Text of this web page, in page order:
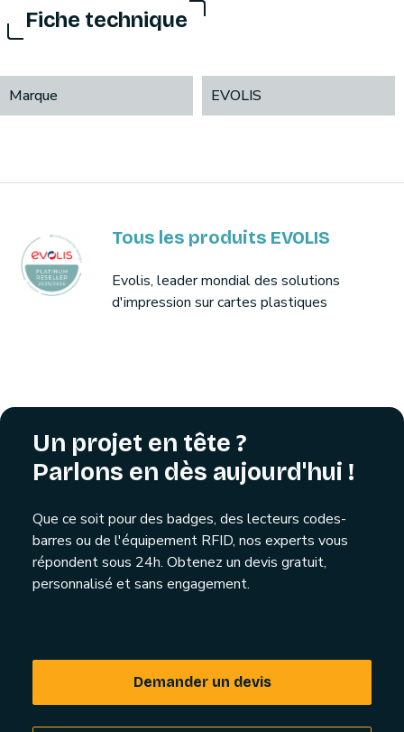
Fiche technique
Marque EVOLIS
Tous les produits EVOLIS
Evolis, leader mondial des solutions
d'impression sur cartes plastiques
Un projet en tête ?
Parlons en dès aujourd'hui !
Que ce soit pour des badges, des lecteurs codes-
barres ou de l'équipement RFID, nos experts vous
répondent sous 24h. Obtenez un devis gratuit,
personnalisé et sans engagement.
Demander un devis